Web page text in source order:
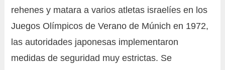
rehenes y matara a varios atletas israelíes en los
Juegos Olímpicos de Verano de Múnich en 1972,
las autoridades japonesas implementaron
medidas de seguridad muy estrictas. Se